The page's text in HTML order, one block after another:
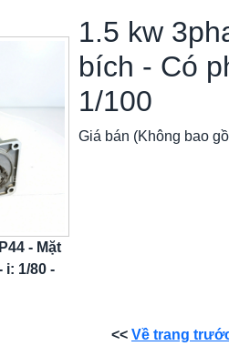
- Mặt
i: 1/80 -
1.5 kw
bích - Có
1/100
Giá bán (Không bao
<< Về trang